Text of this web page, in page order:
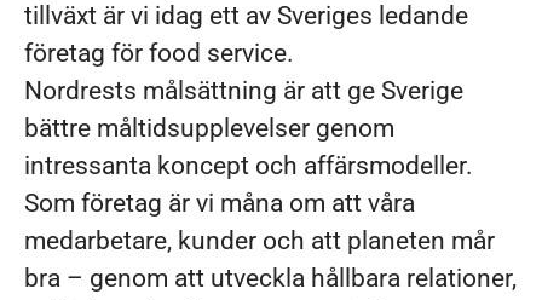
tillväxt är vi idag ett av Sveriges ledande
företag för food service.
Nordrests målsättning är att ge Sverige
bättre måltidsupplevelser genom
intressanta koncept och affärsmodeller.
Som företag är vi måna om att våra
medarbetare, kunder och att planeten mår
bra – genom att utveckla hållbara relationer,